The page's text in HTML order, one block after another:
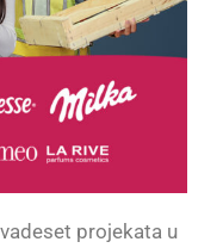
projekata u